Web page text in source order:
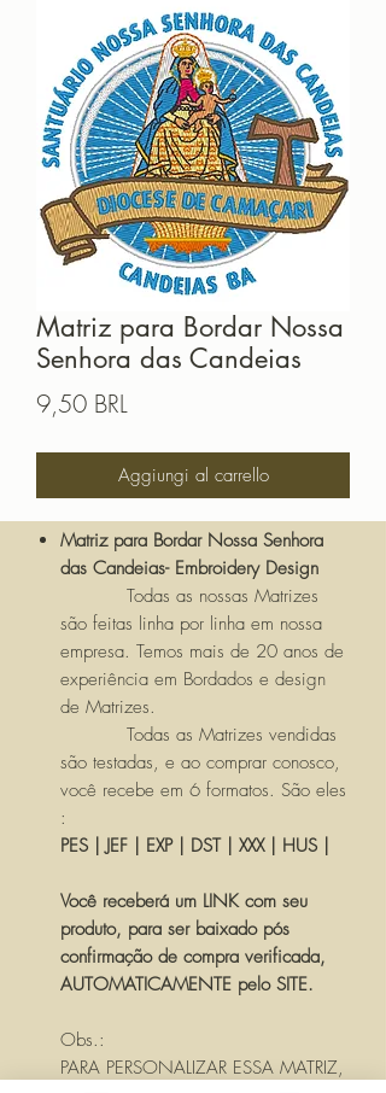
Matriz para Bordar Nossa
Senhora das Candeias
9,50 BRL
Aggiungi al carrello
Matriz para Bordar Nossa Senhora
das Candeias- Embroidery Design
Todas as nossas Matrizes
são feitas linha por linha em nossa
empresa. Temos mais de 20 anos de
experiência em Bordados e design
de Matrizes.
Todas as Matrizes vendidas
são testadas, e ao comprar conosco,
você recebe em 6 formatos. São eles
:
PES | JEF | EXP | DST | XXX | HUS |
Você receberá um LINK com seu
produto, para ser baixado pós
confirmação de compra verificada,
AUTOMATICAMENTE pelo SITE.
Obs.:
PARA PERSONALIZAR ESSA MATRIZ,